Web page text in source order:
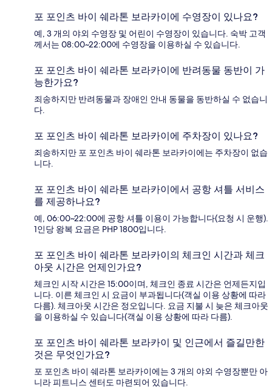
포 포인츠 바이 쉐라톤 보라카이에 수영장이 있나요?
예, 3 개의 야외 수영장 및 어린이 수영장이 있습니다. 숙박 고객
께서는 08:00~22:00에 수영장을 이용하실 수 있습니다.
포 포인츠 바이 쉐라톤 보라카이에 반려동물 동반이 가
능한가요?
죄송하지만 반려동물과 장애인 안내 동물을 동반하실 수 없습니
다.
포 포인츠 바이 쉐라톤 보라카이에 주차장이 있나요?
죄송하지만 포 포인츠 바이 쉐라톤 보라카이에는 주차장이 없습
니다.
포 포인츠 바이 쉐라톤 보라카이에서 공항 셔틀 서비스
를 제공하나요?
예, 06:00~22:00에 공항 셔틀 이용이 가능합니다(요청 시 운행).
1인당 왕복 요금은 PHP 1800입니다.
포 포인츠 바이 쉐라톤 보라카이의 체크인 시간과 체크
아웃 시간은 언제인가요?
체크인 시작 시간은 15:00이며, 체크인 종료 시간은 언제든지입
니다. 이른 체크인 시 요금이 부과됩니다(객실 이용 상황에 따라
다름). 체크아웃 시간은 정오입니다. 요금 지불 시 늦은 체크아웃
을 이용하실 수 있습니다(객실 이용 상황에 따라 다름).
포 포인츠 바이 쉐라톤 보라카이 및 인근에서 즐길만한
것은 무엇인가요?
포 포인츠 바이 쉐라톤 보라카이에는 3 개의 야외 수영장뿐만 아
니라 피트니스 센터도 마련되어 있습니다.